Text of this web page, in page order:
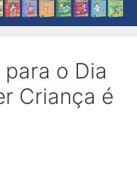
o Dia
Criança é